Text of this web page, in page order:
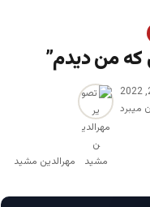
که من دیدم”
مهرالدین مشید